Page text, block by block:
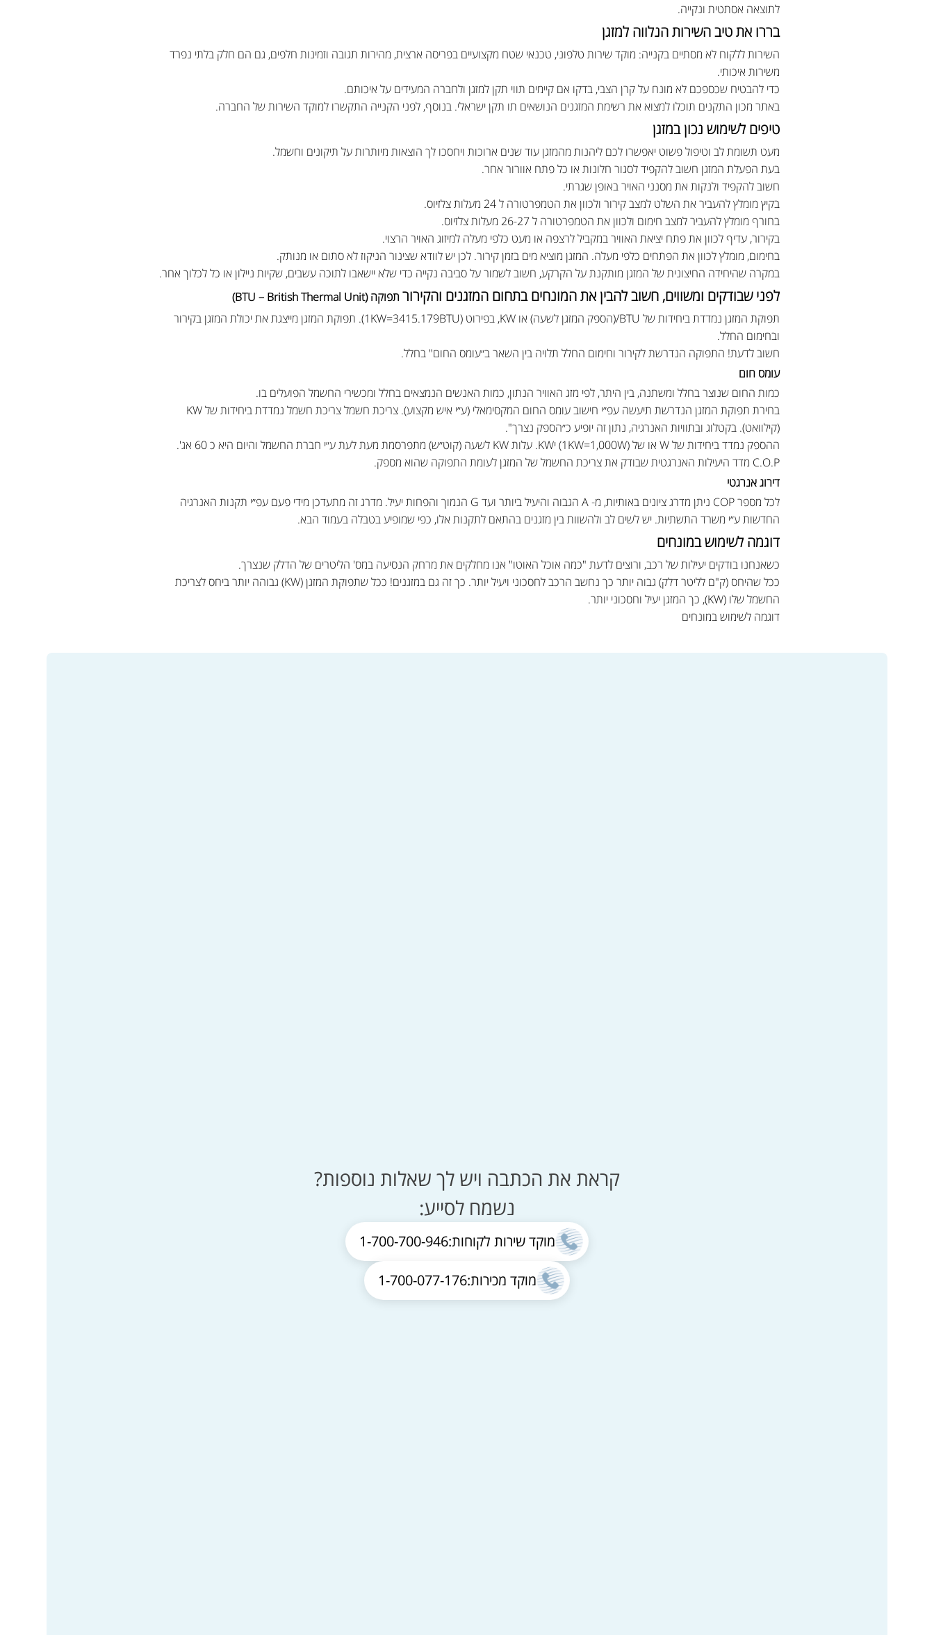
לתוצאה אסתטית ונקייה.
בררו את טיב השירות הנלווה למזגן
השירות ללקוח לא מסתיים בקנייה: מוקד שירות טלפוני, טכנאי שטח מקצועיים בפריסה ארצית, מהירות תגובה וזמינות חלפים, גם הם חלק בלתי נפרד
משירות איכותי.
כדי להבטיח שכספכם לא מונח על קרן הצבי, בדקו אם קיימים תווי תקן למזגן ולחברה המעידים על איכותם.
באתר מכון התקנים תוכלו למצוא את רשימת המזגנים הנושאים תו תקן ישראלי. בנוסף, לפני הקנייה התקשרו למוקד השירות של החברה.
טיפים לשימוש נכון במזגן
מעט תשומת לב וטיפול פשוט יאפשרו לכם ליהנות מהמזגן עוד שנים ארוכות ויחסכו לך הוצאות מיותרות על תיקונים וחשמל.
בעת הפעלת המזגן חשוב להקפיד לסגור חלונות או כל פתח אוורור אחר.
חשוב להקפיד ולנקות את מסנני האויר באופן שגרתי.
בקיץ מומלץ להעביר את השלט למצב קירור ולכוון את הטמפרטורה ל 24 מעלות צלזיוס.
בחורף מומלץ להעביר למצב חימום ולכוון את הטמפרטורה ל 26-27 מעלות צלזיוס.
בקירור, עדיף לכוון את פתח יציאת האוויר במקביל לרצפה או מעט כלפי מעלה למיזוג האויר הרצוי.
בחימום, מומלץ לכוון את הפתחים כלפי מעלה. המזגן מוציא מים בזמן קירור. לכן יש לוודא שצינור הניקוז לא סתום או מנותק.
במקרה שהיחידה החיצונית של המזגן מותקנת על הקרקע, חשוב לשמור על סביבה נקייה כדי שלא יישאבו לתוכה עשבים, שקיות ניילון או כל לכלוך אחר.
לפני שבודקים ומשווים, חשוב להבין את המונחים בתחום המזגנים והקירור תפוקה (BTU – British Thermal Unit)
תפוקת המזגן נמדדת ביחידות של BTU/(הספק המזגן לשעה) או KW, בפירוט (1KW=3415.179BTU). תפוקת המזגן מייצגת את יכולת המזגן בקירור
ובחימום החלל.
חשוב לדעת! התפוקה הנדרשת לקירור וחימום החלל תלויה בין השאר ב״עומס החום" בחלל.
עומס חום
כמות החום שנוצר בחלל ומשתנה, בין היתר, לפי מזג האוויר הנתון, כמות האנשים הנמצאים בחלל ומכשירי החשמל הפועלים בו.
בחירת תפוקת המזגן הנדרשת תיעשה עפ״י חישוב עומס החום המקסימאלי (ע״י איש מקצוע). צריכת חשמל צריכת חשמל נמדדת ביחידות של KW
(קילוואט). בקטלוג ובתוויות האנרגיה, נתון זה יופיע כ״הספק נצרך".
ההספק נמדד ביחידות של W או של (1KW=1,000W) יKW. עלות KW לשעה (קוט״ש) מתפרסמת מעת לעת ע״י חברת החשמל והיום היא כ 60 אג'.
C.O.P מדד היעילות האנרגטית שבודק את צריכת החשמל של המזגן לעומת התפוקה שהוא מספק.
דירוג אנרגטי
לכל מספר COP ניתן מדרג ציונים באותיות, מ- A הגבוה והיעיל ביותר ועד G הנמוך והפחות יעיל. מדרג זה מתעדכן מידי פעם עפ״י תקנות האנרגיה
החדשות ע״י משרד התשתיות. יש לשים לב ולהשוות בין מזגנים בהתאם לתקנות אלו, כפי שמופיע בטבלה בעמוד הבא.
דוגמה לשימוש במונחים
כשאנחנו בודקים יעילות של רכב, ורוצים לדעת "כמה אוכל האוטו" אנו מחלקים את מרחק הנסיעה במס' הליטרים של הדלק שנצרך.
ככל שהיחס (ק"ם לליטר דלק) גבוה יותר כך נחשב הרכב לחסכוני ויעיל יותר. כך זה גם במזגנים! ככל שתפוקת המזגן (KW) גבוהה יותר ביחס לצריכת
החשמל שלו (KW), כך המזגן יעיל וחסכוני יותר.
דוגמה לשימוש במונחים
קראת את הכתבה ויש לך שאלות נוספות?
נשמח לסייע:
מוקד שירות לקוחות:1-700-700-946
מוקד מכירות:1-700-077-176